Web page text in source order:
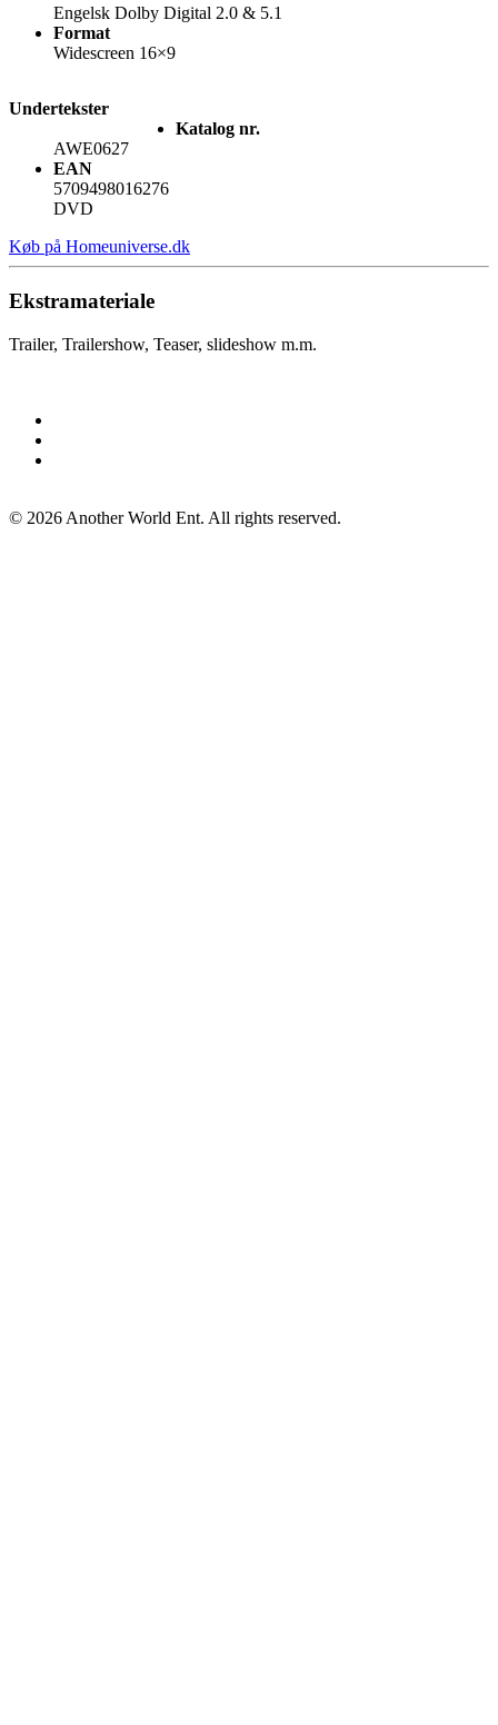
Engelsk Dolby Digital 2.0 & 5.1
Format
Widescreen 16×9
Undertekster
Katalog nr.
AWE0627
EAN
5709498016276
DVD
Køb på Homeuniverse.dk
Ekstramateriale
Trailer, Trailershow, Teaser, slideshow m.m.
© 2026 Another World Ent. All rights reserved.